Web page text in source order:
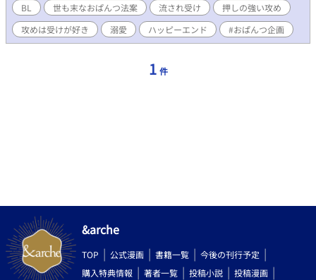
きな男を物にしたい攻めの、おぱんつを挟んだせめぎ合いラブお
ぱんつストーリー。 ❀深山恐竜様と五四餡の共同企画「おぱんつ
企画」参加作品です(2作目) ❀1作目とはかなりかけ離れた内容に
なっています(多分) ❀色々ふんわり設定です。お手柔らかに。
BL 世も末なおぱんつ法案 流され受け
押しの強い攻め
攻めは受けが好き
溺愛 ハッピーエンド #おぱんつ企画
1 件
&arche
TOP 公式漫画 書籍一覧
今後の刊行予定
購入特典情報
著者一覧 投稿小説 投稿漫画